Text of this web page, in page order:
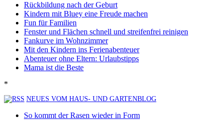
Rückbildung nach der Geburt
Kindern mit Bluey eine Freude machen
Fun für Familien
Fenster und Flächen schnell und streifenfrei reinigen
Fankurve im Wohnzimmer
Mit den Kindern ins Ferienabenteuer
Abenteuer ohne Eltern: Urlaubstipps
Mama ist die Beste
*
NEUES VOM HAUS- UND GARTENBLOG
So kommt der Rasen wieder in Form